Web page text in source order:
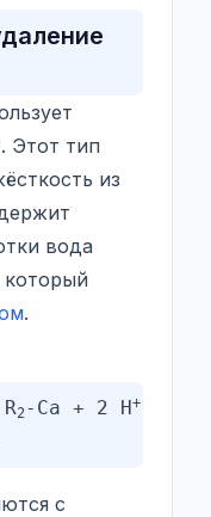
Этот тип
из
вода
который
.
2-Ca + 2 H+
с